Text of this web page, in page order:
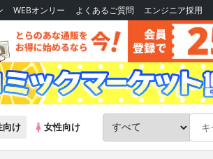
WEBオンリー よくあるご質問 エンジニア採用
向け 女性向け